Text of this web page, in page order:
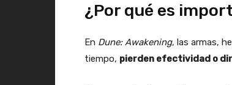
¿Por qué es
En Dune: Awakening, las armas,
tiempo, pierden efectividad o